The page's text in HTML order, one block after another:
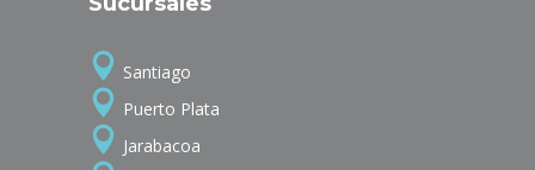
Santiago
Puerto Plata
Jarabacoa